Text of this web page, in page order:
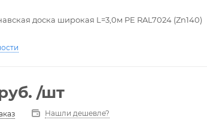
доска широкая L=3,0м PE RAL7024 (Zn140)
/шт
Нашли дешевле?